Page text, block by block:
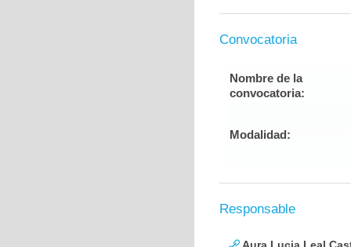
Convocatoria
Nombre de la
convocatoria:
Modalidad:
Responsable